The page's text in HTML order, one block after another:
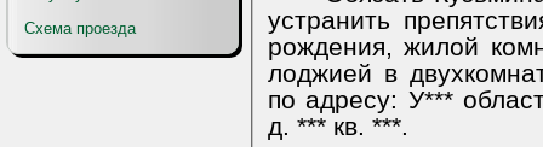
Схема проезда
устранить
рождения, жилой
лоджией в
по адресу: У***
д. *** кв. ***.